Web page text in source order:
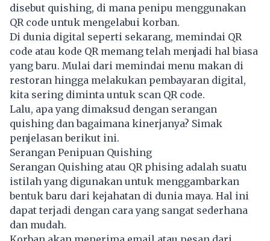
disebut quishing, di mana penipu menggunakan
QR code untuk mengelabui korban.
Di dunia digital seperti sekarang, memindai QR
code atau kode QR memang telah menjadi hal biasa
yang baru. Mulai dari memindai menu makan di
restoran hingga melakukan pembayaran digital,
kita sering diminta untuk scan QR code.
Lalu, apa yang dimaksud dengan serangan
quishing dan bagaimana kinerjanya? Simak
penjelasan berikut ini.
Serangan Penipuan Quishing
Serangan Quishing atau QR phising adalah suatu
istilah yang digunakan untuk menggambarkan
bentuk baru dari kejahatan di dunia maya. Hal ini
dapat terjadi dengan cara yang sangat sederhana
dan mudah.